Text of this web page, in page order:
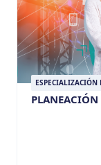
ESPECIALIZACIÓN
PLANEACIÓN